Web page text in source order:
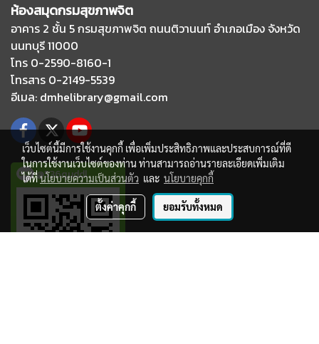
ห้องสมุดกรมสุขภาพจิต
อาคาร 2 ชั้น 5 กรมสุขภาพจิต ถนนติวานนท์ อำเภอเมือง จังหวัด
นนทบุรี 11000
โทร 0-2590-8160-1
โทรสาร 0-2149-5539
อีเมล: dmhelibrary@gmail.com
@536quddl
เว็บไซต์นี้มีการใช้งานคุกกี้ เพื่อเพิ่มประสิทธิภาพและประสบการณ์ที่ดี
ในการใช้งานเว็บไซต์ของท่าน ท่านสามารถอ่านรายละเอียดเพิ่มเติม
ได้ที่นโยบายความเป็นส่วนตัว และ นโยบายคุกกี้
ตั้งค่าคุกกี้ ยอมรับทั้งหมด